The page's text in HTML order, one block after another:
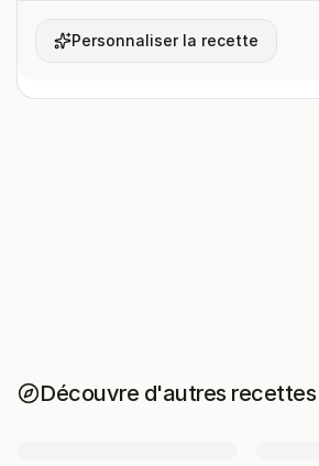
Personnaliser la recette
Découvre d'autres recettes